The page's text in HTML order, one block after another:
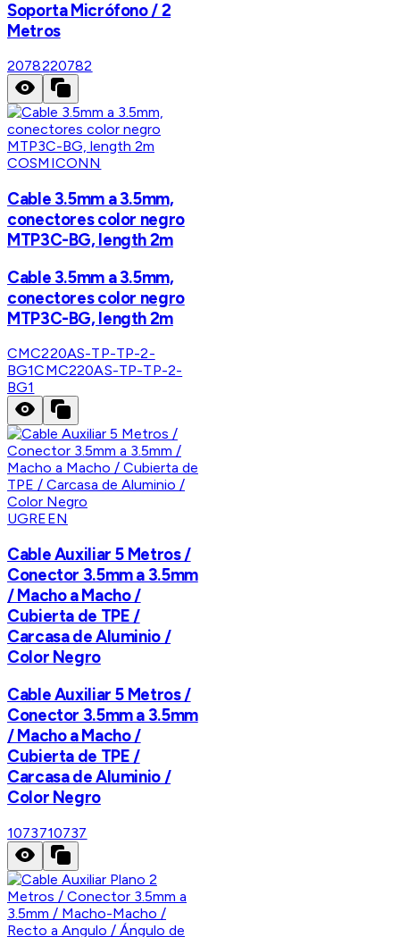
Soporta Micrófono / 2
Metros
2078220782
COSMICONN
Cable 3.5mm a 3.5mm,
conectores color negro
MTP3C-BG, length 2m
Cable 3.5mm a 3.5mm,
conectores color negro
MTP3C-BG, length 2m
CMC220AS-TP-TP-2-
BG1CMC220AS-TP-TP-2-
BG1
UGREEN
Cable Auxiliar 5 Metros /
Conector 3.5mm a 3.5mm
/ Macho a Macho /
Cubierta de TPE /
Carcasa de Aluminio /
Color Negro
Cable Auxiliar 5 Metros /
Conector 3.5mm a 3.5mm
/ Macho a Macho /
Cubierta de TPE /
Carcasa de Aluminio /
Color Negro
1073710737